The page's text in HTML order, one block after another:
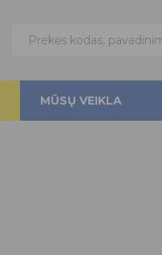
MŪSŲ VEIKLA